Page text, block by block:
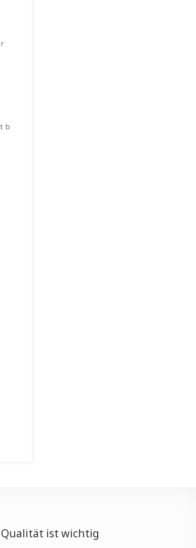
b
Qualität ist wichtig